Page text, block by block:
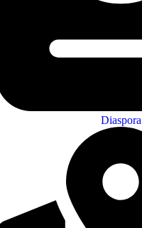
Diaspora